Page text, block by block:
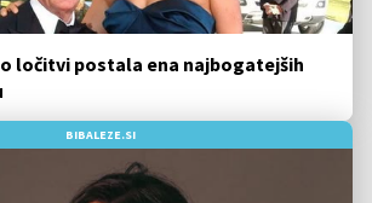
ločitvi postala ena najbogatejših
BIBALEZE.SI